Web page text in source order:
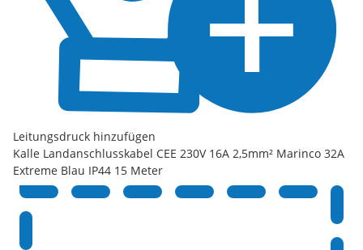
Leitungsdruck hinzufügen
Kalle Landanschlusskabel CEE 230V 16A 2,5mm² Marinco 32A
Extreme Blau IP44 15 Meter